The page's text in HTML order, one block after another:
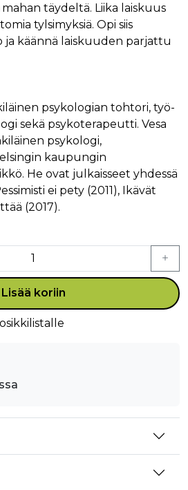
täydeltä. Liika laiskuus
tylsimyksiä. Opi siis
ja käännä laiskuuden parjattu
psykologian tohtori, työ-
sekä psykoterapeutti. Vesa
psykologi,
kaupungin
He ovat julkaisseet yhdessä
ei pety (2011), Ikävät
(2017).
Lisää koriin